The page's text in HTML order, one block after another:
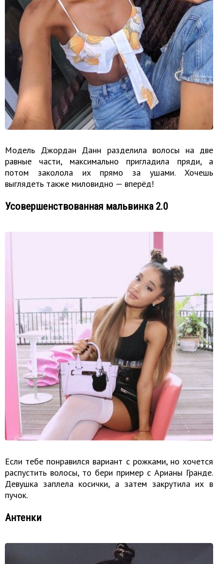
Модель Джордан Данн разделила волосы на две
равные части, максимально пригладила пряди, а
потом заколола их прямо за ушами. Хочешь
выглядеть также миловидно — вперёд!
Усовершенствованная мальвинка 2.0
Если тебе понравился вариант с рожками, но хочется
распустить волосы, то бери пример с Арианы Гранде.
Девушка заплела косички, а затем закрутила их в
пучок.
Антенки